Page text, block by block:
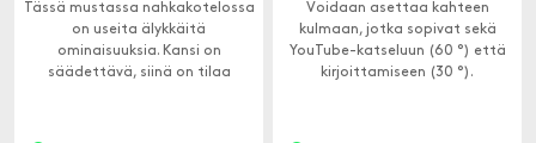
Tässä mustassa nahkakotelossa
on useita älykkäitä
ominaisuuksia. Kansi on
säädettävä, siinä on tilaa
Voidaan asettaa kahteen
kulmaan, jotka sopivat sekä
YouTube-katseluun (60 °) että
kirjoittamiseen (30 °).